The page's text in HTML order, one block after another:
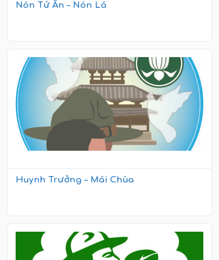
Nón Tứ Ân – Nón Lá
Huynh Trưởng – Mái Chùa